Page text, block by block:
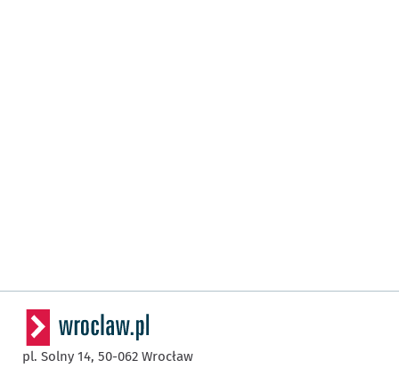
pl. Solny 14, 50-062 Wrocław